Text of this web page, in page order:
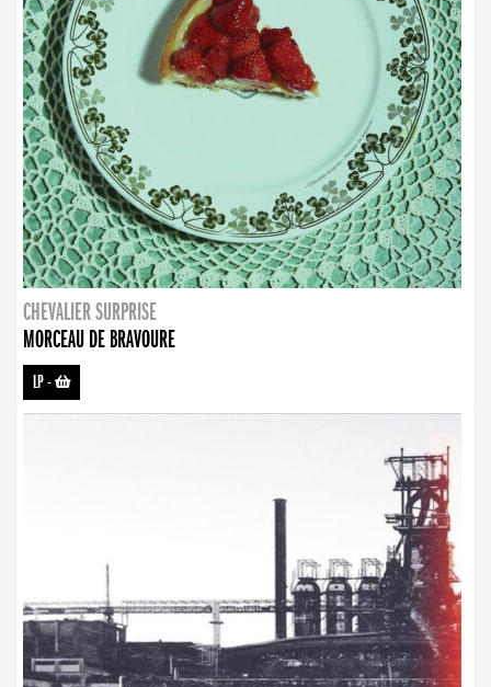
CHEVALIER SURPRISE
MORCEAU DE BRAVOURE
LP-